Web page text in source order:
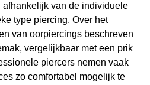
van de individuele
type piercing. Over het
van oorpiercings beschreven
vergelijkbaar met een prik
piercers nemen vaak
zo comfortabel mogelijk te